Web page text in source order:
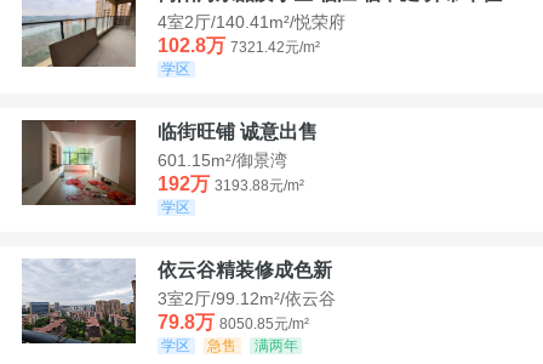
4室2厅/140.41m²/悦荣府
102.8万 7321.42元/m²
学区
临街旺铺 诚意出售
601.15m²/御景湾
192万 3193.88元/m²
学区
依云谷精装修成色新
3室2厅/99.12m²/依云谷
79.8万 8050.85元/m²
学区
急售 满两年